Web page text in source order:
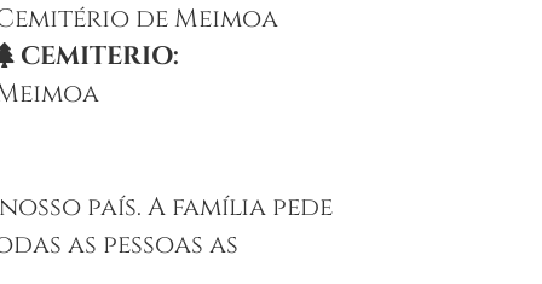
de Meimoa
CEMITERIO:
país. A família pede
as pessoas as